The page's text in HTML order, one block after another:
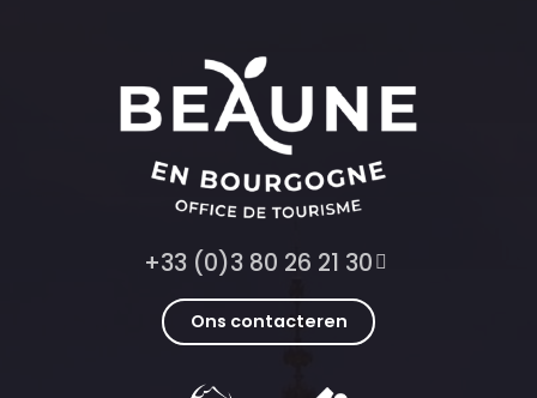
+33 (0)3 80 26 21 30
Ons contacteren